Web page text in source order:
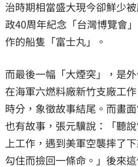
治時期相當盛大現今卻鮮少
政40周年紀念「台灣博覽會
作的船隻「富士丸」。
而最後一幅「大煙突」，是
在海軍六燃料廠新竹支廠工
時分，象徵故事結尾。而畫
也有故事，張元驥說：「聽
上工作，遇到美軍空襲摔了
勾住而撿回一條命。」後來